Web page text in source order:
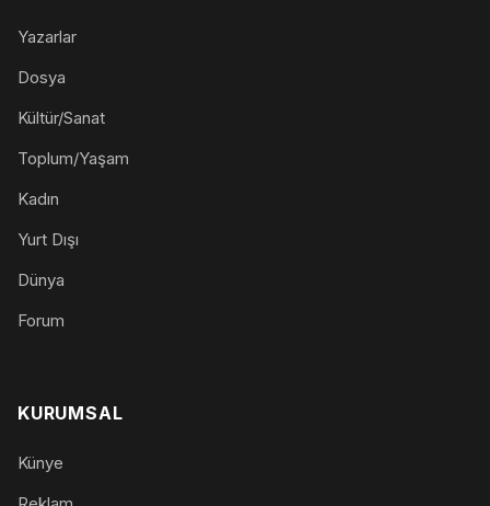
Yazarlar
Dosya
Kültür/Sanat
Toplum/Yaşam
Kadın
Yurt Dışı
Dünya
Forum
KURUMSAL
Künye